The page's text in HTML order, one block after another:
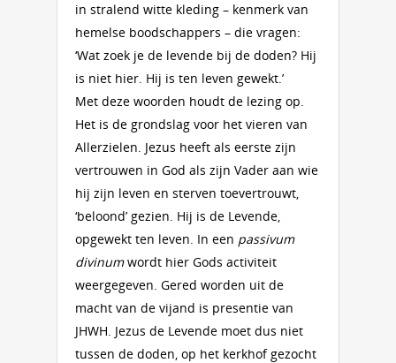
in stralend witte kleding – kenmerk van
hemelse boodschappers – die vragen:
‘Wat zoek je de levende bij de doden? Hij
is niet hier. Hij is ten leven gewekt.’
Met deze woorden houdt de lezing op.
Het is de grondslag voor het vieren van
Allerzielen. Jezus heeft als eerste zijn
vertrouwen in God als zijn Vader aan wie
hij zijn leven en sterven toevertrouwt,
‘beloond’ gezien. Hij is de Levende,
opgewekt ten leven. In een passivum
divinumwordt hier Gods activiteit
weergegeven. Gered worden uit de
macht van de vijand is presentie van
JHWH. Jezus de Levende moet dus niet
tussen de doden, op het kerkhof gezocht